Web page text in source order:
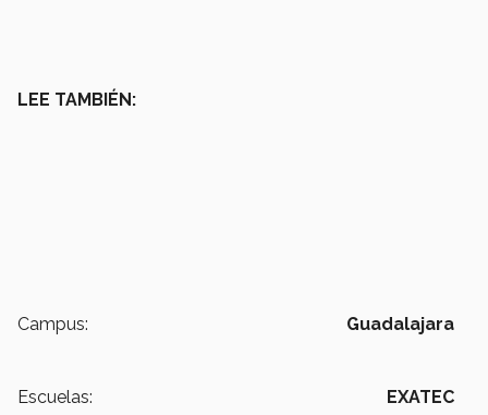
LEE TAMBIÉN:
Campus: Guadalajara
Escuelas: EXATEC